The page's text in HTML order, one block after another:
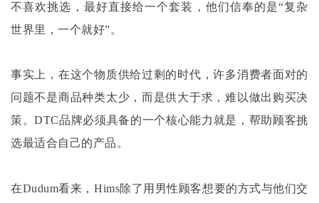
不喜欢挑选，最好直接给一个套装，他们信奉的是“复杂
世界里，一个就好”。
事实上，在这个物质供给过剩的时代，许多消费者面对的
问题不是商品种类太少，而是供大于求，难以做出购买决
策。DTC品牌必须具备的一个核心能力就是，帮助顾客挑
选最适合自己的产品。
在Dudum看来，Hims除了用男性顾客想要的方式与他们交